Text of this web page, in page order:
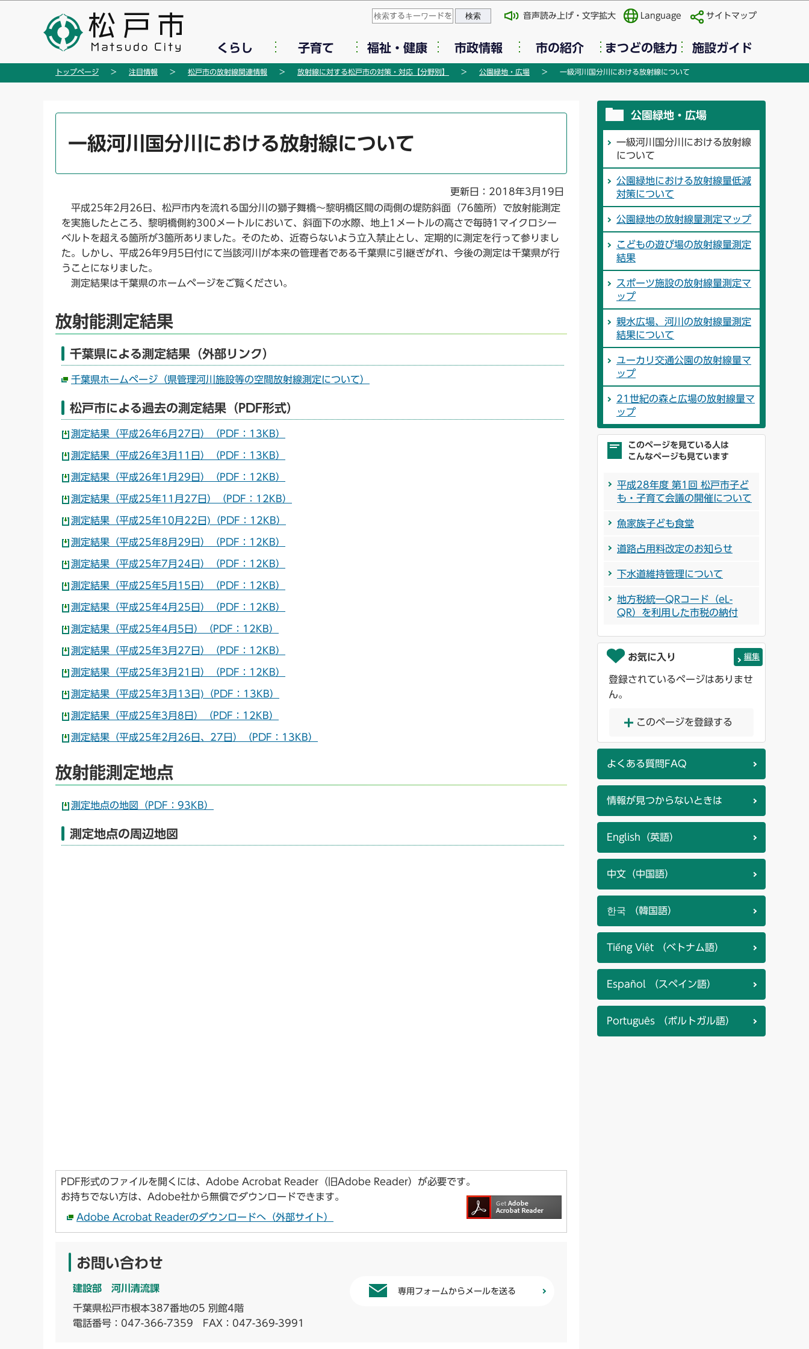
の
このページの本文へ移動
音声読み上げ・文字拡大 Language サイトマップ
くらし 子育て 福祉・健康 市政情報 市の紹介 まつどの魅力 施設ガイド
トップページ 注目情報 松戸市の放射線関連情報 放射線に対する松戸市の対策・対応【分野別】 公園緑地・広場 一級河川国分川における放射線について
一級河川国分川における放射線について
更新日：2018年3月19日
平成25年2月26日、松戸市内を流れる国分川の獅子舞橋～黎明橋区間の両側の堤防斜面（76箇所）で放射能測定
を実施したところ、黎明橋側約300メートルにおいて、斜面下の水際、地上1メートルの高さで毎時1マイクロシー
ベルトを超える箇所が3箇所ありました。そのため、近寄らないよう立入禁止とし、定期的に測定を行って参りまし
た。しかし、平成26年9月5日付にて当該河川が本来の管理者である千葉県に引継ぎがれ、今後の測定は千葉県が行
うことになりました。
測定結果は千葉県のホームページをご覧ください。
放射能測定結果
千葉県による測定結果（外部リンク）
千葉県ホームページ（県管理河川施設等の空間放射線測定について）
松戸市による過去の測定結果（PDF形式）
測定結果（平成26年6月27日）（PDF：13KB）
測定結果（平成26年3月11日）（PDF：13KB）
測定結果（平成26年1月29日）（PDF：12KB）
測定結果（平成25年11月27日）（PDF：12KB）
測定結果（平成25年10月22日)（PDF：12KB）
測定結果（平成25年8月29日）（PDF：12KB）
測定結果（平成25年7月24日）（PDF：12KB）
測定結果（平成25年5月15日）（PDF：12KB）
測定結果（平成25年4月25日）（PDF：12KB）
測定結果（平成25年4月5日）（PDF：12KB）
測定結果（平成25年3月27日）（PDF：12KB）
測定結果（平成25年3月21日）（PDF：12KB）
測定結果（平成25年3月13日)（PDF：13KB）
測定結果（平成25年3月8日）（PDF：12KB）
測定結果（平成25年2月26日、27日）（PDF：13KB）
放射能測定地点
測定地点の地図（PDF：93KB）
測定地点の周辺地図
PDF形式のファイルを開くには、Adobe Acrobat Reader（旧Adobe Reader）が必要です。
お持ちでない方は、Adobe社から無償でダウンロードできます。
Adobe Acrobat Readerのダウンロードへ（外部サイト）
お問い合わせ
建設部 河川清流課
千葉県松戸市根本387番地の5 別館4階
電話番号： 047-366-7359 FAX：047-369-3991
専用フォームからメールを送る
公園緑地・広場
一級河川国分川における放射線
について
公園緑地における放射線量低減
対策について
公園緑地の放射線量測定マップ
こどもの遊び場の放射線量測定
結果
スポーツ施設の放射線量測定マ
ップ
親水広場、河川の放射線量測定
結果について
ユーカリ交通公園の放射線量マ
ップ
21世紀の森と広場の放射線量マ
ップ
このページを見ている人は
こんなページも見ています
平成28年度 第1回 松戸市子ど
も・子育て会議の開催について
魚家族子ども食堂
道路占用料改定のお知らせ
下水道維持管理について
地方税統一QRコード（eL-
QR）を利用した市税の納付
お気に入り 編集
登録されているページはありませ
ん。
このページを登録する
よくある質問FAQ
情報が見つからないときは
English（英語）
中文（中国語）
한국 （韓国語）
Tiếng Việt （ベトナム語）
Español （スペイン語）
Português （ポルトガル語）